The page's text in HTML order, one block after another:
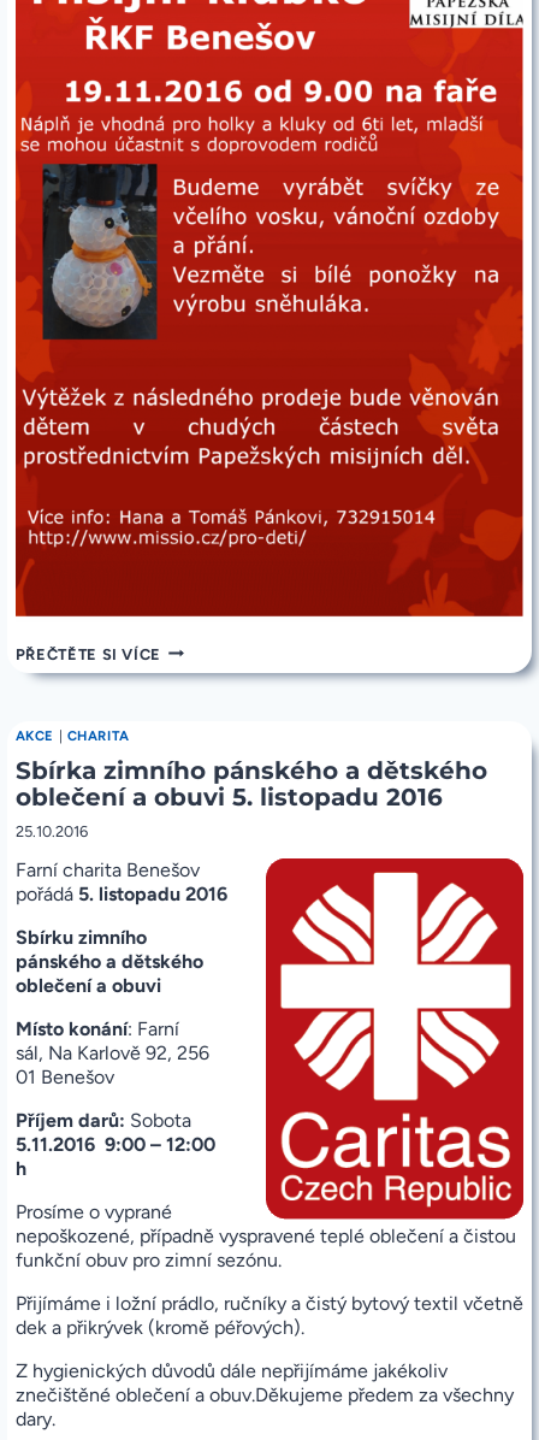
PŘEČTĚTE SI VÍCE POZVÁNKA
19.11.2016
AKCE | CHARITA
Sbírka zimního pánského a dětského
oblečení a obuvi 5. listopadu 2016
25.10.2016
Farní charita Benešov
pořádá 5. listopadu 2016
Sbírku zimního
pánského a dětského
oblečení a obuvi
Místo konání: Farní
sál, Na Karlově 92, 256
01 Benešov
Příjem darů: Sobota
5.11.2016 9:00 – 12:00
h
Prosíme o vyprané
nepoškozené, případně vyspravené teplé oblečení a čistou
funkční obuv pro zimní sezónu.
Přijímáme i ložní prádlo, ručníky a čistý bytový textil včetně
dek a přikrývek (kromě péřových).
Z hygienických důvodů dále nepřijímáme jakékoliv
znečištěné oblečení a obuv.Děkujeme předem za všechny
dary.